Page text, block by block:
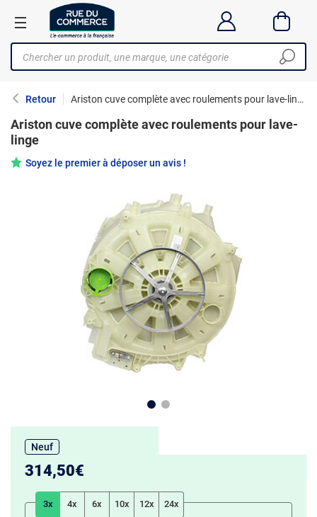
Retour Ariston cuve complète avec roulements pour lave-linge
Ariston cuve complète avec roulements pour lave-
linge
Soyez le premier à déposer un avis !
Neuf
314,50€
3x 4x 6x 10x 12x 24x